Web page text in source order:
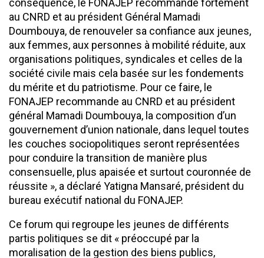
au CNRD et au président Général Mamadi
Doumbouya, de renouveler sa confiance aux jeunes,
aux femmes, aux personnes à mobilité réduite, aux
organisations politiques, syndicales et celles de la
société civile mais cela basée sur les fondements
du mérite et du patriotisme. Pour ce faire, le
FONAJEP recommande au CNRD et au président
général Mamadi Doumbouya, la composition d’un
gouvernement d’union nationale, dans lequel toutes
les couches sociopolitiques seront représentées
pour conduire la transition de manière plus
consensuelle, plus apaisée et surtout couronnée de
réussite », a déclaré Yatigna Mansaré, président du
bureau exécutif national du FONAJEP.
Ce forum qui regroupe les jeunes de différents
partis politiques se dit « préoccupé par la
moralisation de la gestion des biens publics,